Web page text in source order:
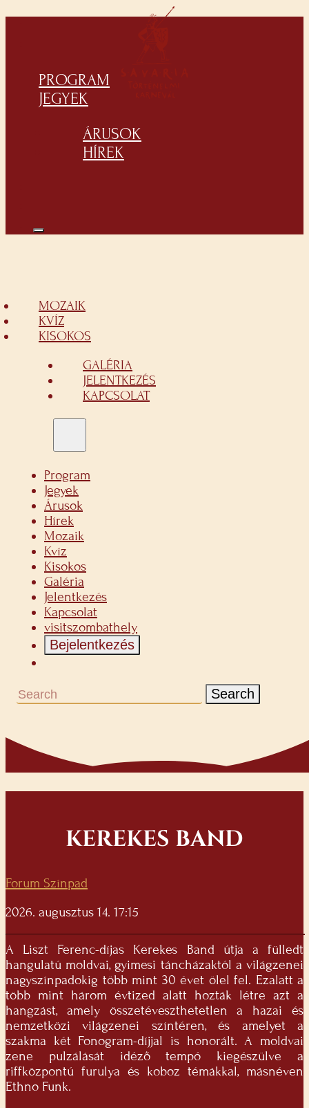
PROGRAM
JEGYEK
ÁRUSOK
HÍREK
MOZAIK
KVÍZ
KISOKOS
GALÉRIA
JELENTKEZÉS
KAPCSOLAT
Program
Jegyek
Árusok
Hírek
Mozaik
Kvíz
Kisokos
Galéria
Jelentkezés
Kapcsolat
visitszombathely
Bejelentkezés
Search
KEREKES BAND
Forum Színpad
2026. augusztus 14. 17:15
A Liszt Ferenc-díjas Kerekes Band útja a fülledt
hangulatú moldvai, gyimesi táncházaktól a világzenei
nagyszínpadokig több mint 30 évet ölel fel. Ezalatt a
több mint három évtized alatt hozták létre azt a
hangzást, amely összetéveszthetetlen a hazai és
nemzetközi világzenei színtéren, és amelyet a
szakma két Fonogram-díjjal is honorált. A moldvai
zene pulzálását idéző tempó kiegészülve a
riffközpontú furulya és koboz témákkal, másnéven
Ethno Funk.